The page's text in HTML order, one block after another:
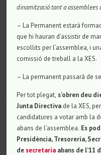
dinamització tant a assemblees
– La Permanent estarà
que hi hauran d’assistir de
escollits per l’assemblea, i
comissió de treball a la XES.
– La permanent passarà de
Per tot plegat, s’obren deu
Junta Directiva de la XES,
candidatures a votar amb la
abans de l’assemblea. Es
Presidència, Tresoreria,
de secretaria abans de l’11